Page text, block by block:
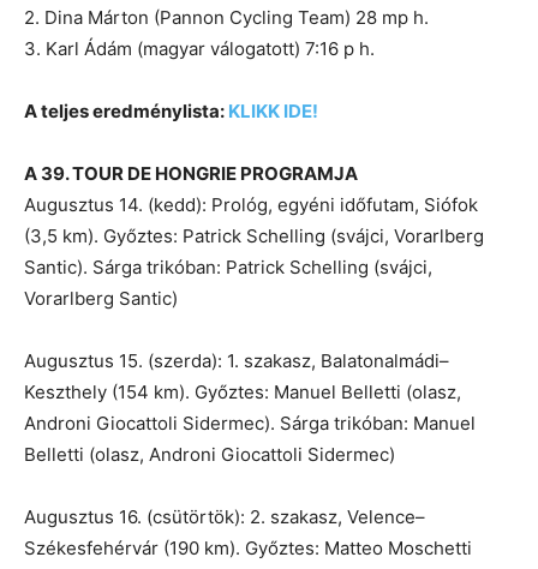
2. Dina Márton (Pannon Cycling Team) 28 mp h.
3. Karl Ádám (magyar válogatott) 7:16 p h.
A teljes eredménylista: KLIKK IDE!
A 39. TOUR DE HONGRIE PROGRAMJA
Augusztus 14. (kedd): Prológ, egyéni időfutam, Siófok
(3,5 km). Győztes: Patrick Schelling (svájci, Vorarlberg
Santic). Sárga trikóban: Patrick Schelling (svájci,
Vorarlberg Santic)
Augusztus 15. (szerda): 1. szakasz, Balatonalmádi–
Keszthely (154 km). Győztes: Manuel Belletti (olasz,
Androni Giocattoli Sidermec). Sárga trikóban: Manuel
Belletti (olasz, Androni Giocattoli Sidermec)
Augusztus 16. (csütörtök): 2. szakasz, Velence–
Székesfehérvár (190 km). Győztes: Matteo Moschetti